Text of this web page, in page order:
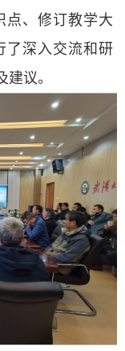
点、修订教学大
了深入交流和研
议。